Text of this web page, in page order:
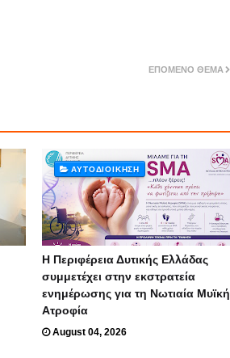
ΕΠΌΜΕΝΟ ΘΈΜΑ
ΑΥΤΟΔΊΟΙΚΗΣΗ
Η Περιφέρεια Δυτικής Ελλάδας
συμμετέχει στην εκστρατεία
ενημέρωσης για τη Νωτιαία Μυϊκή
Ατροφία
August 04, 2026